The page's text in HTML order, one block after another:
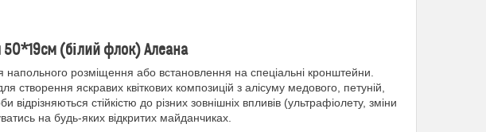
50*19см (білий флок) Алеана
напольного розміщення або встановлення на спеціальні кронштейни.
створення яскравих квіткових композицій з алісуму медового, петуній,
відрізняються стійкістю до різних зовнішніх впливів (ультрафіолету, зміни
на будь-яких відкритих майданчиках.